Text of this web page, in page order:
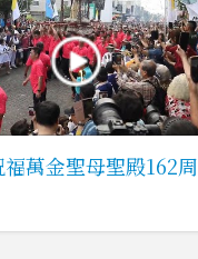
萬金聖母聖殿162周